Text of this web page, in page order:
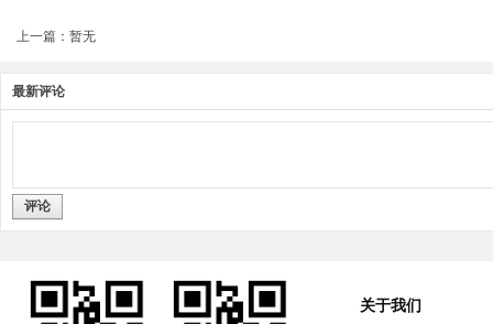
上一篇：暂无
最新评论
评论
关于我们